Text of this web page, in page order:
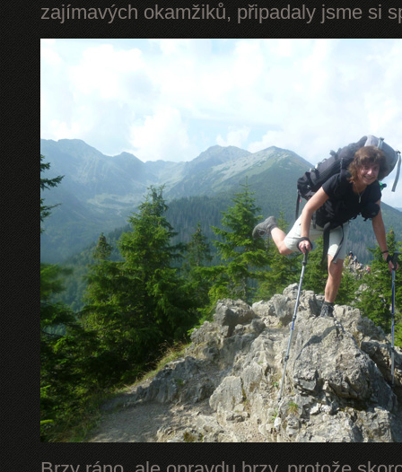
zajímavých okamžiků, připadaly jsme si